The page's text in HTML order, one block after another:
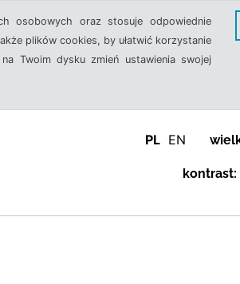
osobowych oraz stosuje odpowiednie
plików cookies, by ułatwić korzystanie
Twoim dysku zmień ustawienia swojej
PL EN
kontrast: